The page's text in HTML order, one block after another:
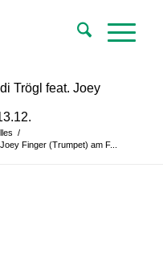
Trögl feat. Joey
/
Finger (Trumpet) am F...